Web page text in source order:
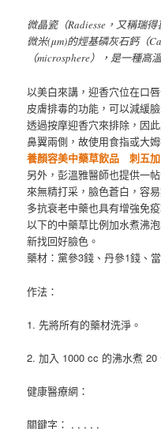
微晶瓷（Radiesse，又稱瑞
微米(μm)的烴基磷灰石鈣（
（microsphere），是一種高
以美白來講，迎香穴位在口
皮膚排毒的功能，可以減緩
透過按摩迎香穴來排除，因
鼻翼兩側，故使用食指或大
養顏容美中藥草飲品刺五
另外，彭溫雅醫師也提供一
來無精打采，臉色蒼白，容
多抗衰老中藥也具有增強免
以下的中藥草比例加水煮沸
新找回好臉色。
藥材：黨參3錢、丹參1錢、
作法：
1. 先將所有的藥材洗淨。
2. 加入 1000 cc 的沸水煮 20
健康醫療網：
關鍵字： , , , , ,